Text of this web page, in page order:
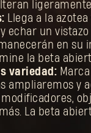
Llega a la
echar un
en su
la beta
variedad:
ampliaremos y
La beta